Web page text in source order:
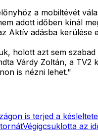
a mobiltévét
adott időben kínál
Aktív adásba
holott azt sem
Várdy Zoltán, a
is nézni lehet."
is terjed a
Végigcsuklotta az